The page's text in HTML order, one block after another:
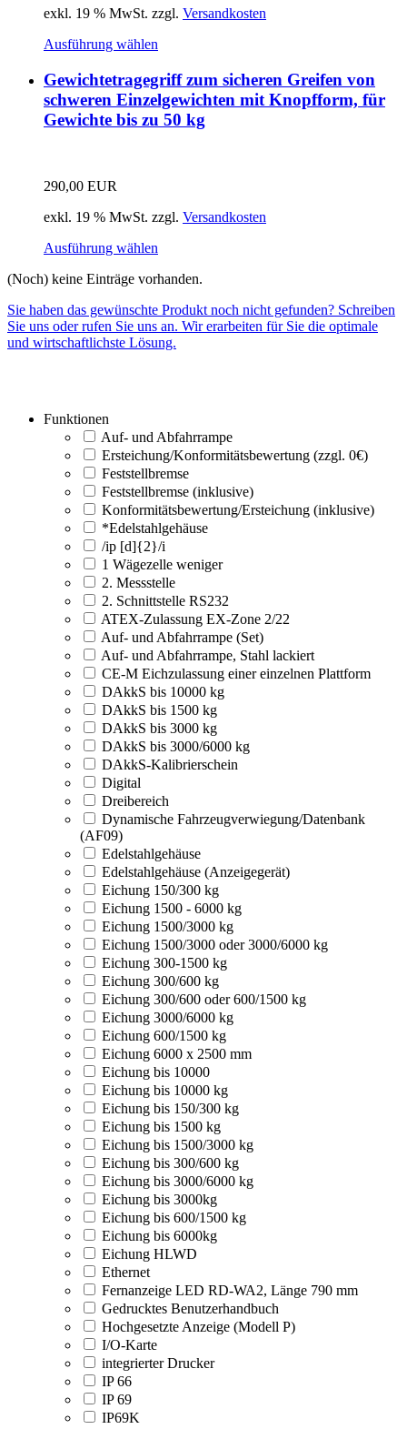
exkl. 19 % MwSt. zzgl. Versandkosten
Ausführung wählen
Gewichtetragegriff zum sicheren Greifen von
schweren Einzelgewichten mit Knopfform, für
Gewichte bis zu 50 kg
290,00 EUR
exkl. 19 % MwSt. zzgl. Versandkosten
Ausführung wählen
(Noch) keine Einträge vorhanden.
Sie haben das gewünschte Produkt noch nicht gefunden? Schreiben
Sie uns oder rufen Sie uns an. Wir erarbeiten für Sie die optimale
und wirtschaftlichste Lösung.
Funktionen
Auf- und Abfahrrampe
Ersteichung/Konformitätsbewertung (zzgl. 0€)
Feststellbremse
Feststellbremse (inklusive)
Konformitätsbewertung/Ersteichung (inklusive)
*Edelstahlgehäuse
/ip [d]{2}/i
1 Wägezelle weniger
2. Messstelle
2. Schnittstelle RS232
ATEX-Zulassung EX-Zone 2/22
Auf- und Abfahrrampe (Set)
Auf- und Abfahrrampe, Stahl lackiert
CE-M Eichzulassung einer einzelnen Plattform
DAkkS bis 10000 kg
DAkkS bis 1500 kg
DAkkS bis 3000 kg
DAkkS bis 3000/6000 kg
DAkkS-Kalibrierschein
Digital
Dreibereich
Dynamische Fahrzeugverwiegung/Datenbank
(AF09)
Edelstahlgehäuse
Edelstahlgehäuse (Anzeigegerät)
Eichung 150/300 kg
Eichung 1500 - 6000 kg
Eichung 1500/3000 kg
Eichung 1500/3000 oder 3000/6000 kg
Eichung 300-1500 kg
Eichung 300/600 kg
Eichung 300/600 oder 600/1500 kg
Eichung 3000/6000 kg
Eichung 600/1500 kg
Eichung 6000 x 2500 mm
Eichung bis 10000
Eichung bis 10000 kg
Eichung bis 150/300 kg
Eichung bis 1500 kg
Eichung bis 1500/3000 kg
Eichung bis 300/600 kg
Eichung bis 3000/6000 kg
Eichung bis 3000kg
Eichung bis 600/1500 kg
Eichung bis 6000kg
Eichung HLWD
Ethernet
Fernanzeige LED RD-WA2, Länge 790 mm
Gedrucktes Benutzerhandbuch
Hochgesetzte Anzeige (Modell P)
I/O-Karte
integrierter Drucker
IP 66
IP 69
IP69K